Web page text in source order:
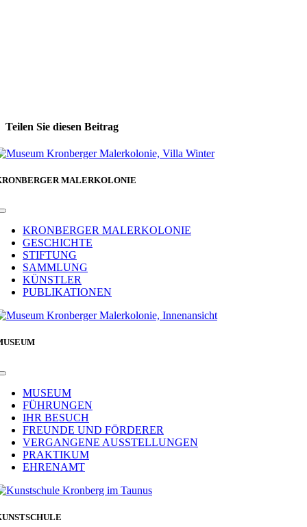
Teilen Sie diesen Beitrag
Facebook
MALERKOLONIE
Toggle
NavigationKRONBERGER MALERKOLONIE
GESCHICHTE
STIFTUNG
SAMMLUNG
KÜNSTLER
PUBLIKATIONEN
Toggle
NavigationMUSEUM
FÜHRUNGEN
IHR BESUCH
FREUNDE UND FÖRDERER
VERGANGENE AUSSTELLUNGEN
PRAKTIKUM
EHRENAMT